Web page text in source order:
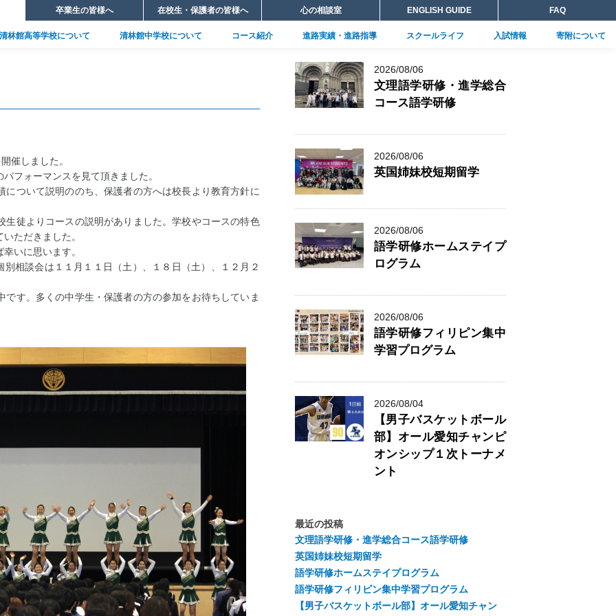
清林館高等学校について
21世紀型教育
交通アクセス
清林館中学校について コース紹介
進学総合コース
進路実績・進路指導
進路指導
スクールライフ
姉妹校紹介
入試情報
帰国生特別選抜募集要項 自己推薦書
新入生の皆様へ
寄附について
卒業生の皆様へ 在校生・保護者の皆様へ 心の相談室 ENGLISH GUIDE FAQ
催しました。
フォーマンスを見て頂きました。
ついて説明ののち、保護者の方へは校長より教育方針に
徒よりコースの説明がありました。学校やコースの特色
ただきました。
いに思います。
相談会は１１月１１日（土）、１８日（土）、１２月２
す。多くの中学生・保護者の方の参加をお待ちしていま
2026/08/06
文理語学研修・進学総合
コース語学研修
2026/08/06
英国姉妹校短期留学
2026/08/06
語学研修ホームステイプ
ログラム
2026/08/06
語学研修フィリピン集中
学習プログラム
2026/08/04
【男子バスケットボール
部】オール愛知チャンピ
オンシップ１次トーナメ
ント
最近の投稿
文理語学研修・進学総合コース語学研修
英国姉妹校短期留学
語学研修ホームステイプログラム
語学研修フィリピン集中学習プログラム
【男子バスケットボール部】オール愛知チャン